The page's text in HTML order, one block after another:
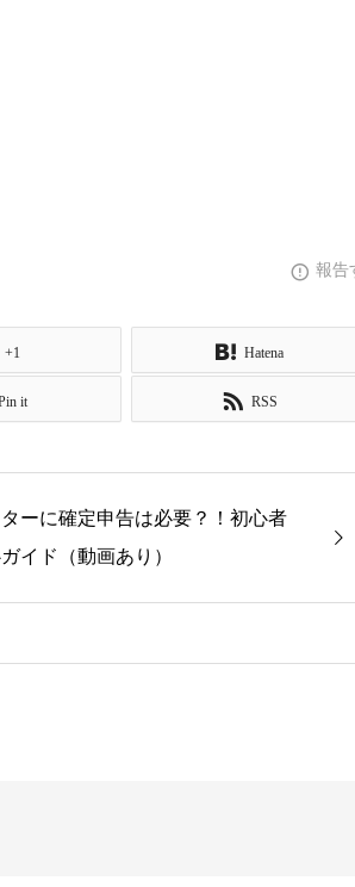
報告
+1 Hatena
it RSS
ーに確定申告は必要？！初心者
イド（動画あり）